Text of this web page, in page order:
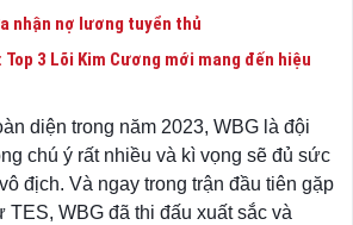
nhận nợ lương tuyển thủ
Top 3 Lõi Kim Cương mới mang đến hiệu
diện trong năm 2023, WBG là đội
chú ý rất nhiều và kì vọng sẽ đủ sức
địch. Và ngay trong trận đầu tiên gặp
TES, WBG đã thi đấu xuất sắc và